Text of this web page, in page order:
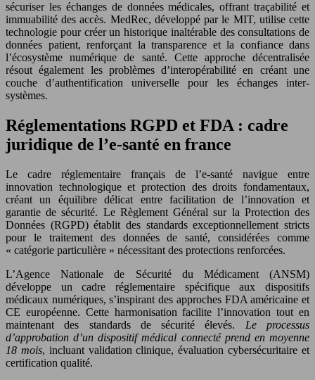
sécuriser les échanges de données médicales, offrant traçabilité et
immuabilité des accès. MedRec, développé par le MIT, utilise cette
technologie pour créer un historique inaltérable des consultations de
données patient, renforçant la transparence et la confiance dans
l’écosystème numérique de santé. Cette approche décentralisée
résout également les problèmes d’interopérabilité en créant une
couche d’authentification universelle pour les échanges inter-
systèmes.
Réglementations RGPD et FDA : cadre
juridique de l’e-santé en france
Le cadre réglementaire français de l’e-santé navigue entre
innovation technologique et protection des droits fondamentaux,
créant un équilibre délicat entre facilitation de l’innovation et
garantie de sécurité. Le Règlement Général sur la Protection des
Données (RGPD) établit des standards exceptionnellement stricts
pour le traitement des données de santé, considérées comme
« catégorie particulière » nécessitant des protections renforcées.
L’Agence Nationale de Sécurité du Médicament (ANSM)
développe un cadre réglementaire spécifique aux dispositifs
médicaux numériques, s’inspirant des approches FDA américaine et
CE européenne. Cette harmonisation facilite l’innovation tout en
maintenant des standards de sécurité élevés. Le processus
d’approbation d’un dispositif médical connecté prend en moyenne
18 mois, incluant validation clinique, évaluation cybersécuritaire et
certification qualité.